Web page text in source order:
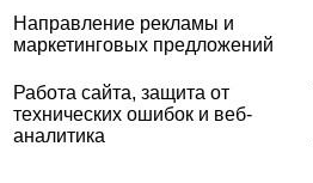
Направление рекламы и
маркетинговых предложений
Работа сайта, защита от
технических ошибок и веб-
аналитика